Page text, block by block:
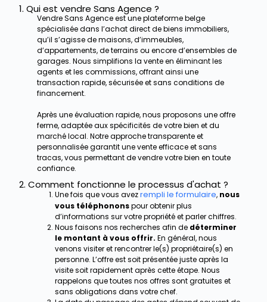
1. Qui est vendre Sans Agence ?
Vendre Sans Agence est une plateforme belge
spécialisée dans l’achat direct de biens immobiliers,
qu’il s’agisse de maisons, d’immeubles,
d’appartements, de terrains ou encore d’ensembles de
garages. Nous simplifions la vente en éliminant les
agents et les commissions, offrant ainsi une
transaction rapide, sécurisée et sans conditions de
financement.
Après une évaluation rapide, nous proposons une offre
ferme, adaptée aux spécificités de votre bien et du
marché local. Notre approche transparente et
personnalisée garantit une vente efficace et sans
tracas, vous permettant de vendre votre bien en toute
confiance.
2. Comment fonctionne le processus d'achat ?
Une fois que vous avezrempli le formulaire, nous
vous téléphononspour obtenir plus
d’informations sur votre propriété et parler chiffres.
Nous faisons nos recherches afin de déterminer
le montant à vous offrir. En général, nous
venons visiter et rencontrer le(s) propriétaire(s) en
personne. L’offre est soit présentée juste après la
visite soit rapidement après cette étape. Nous
rappelons que toutes nos offres sont gratuites et
sans obligations dans votre chef.